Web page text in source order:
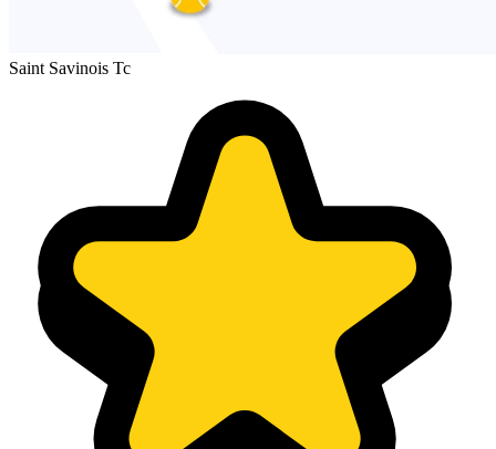
Saint Savinois Tc